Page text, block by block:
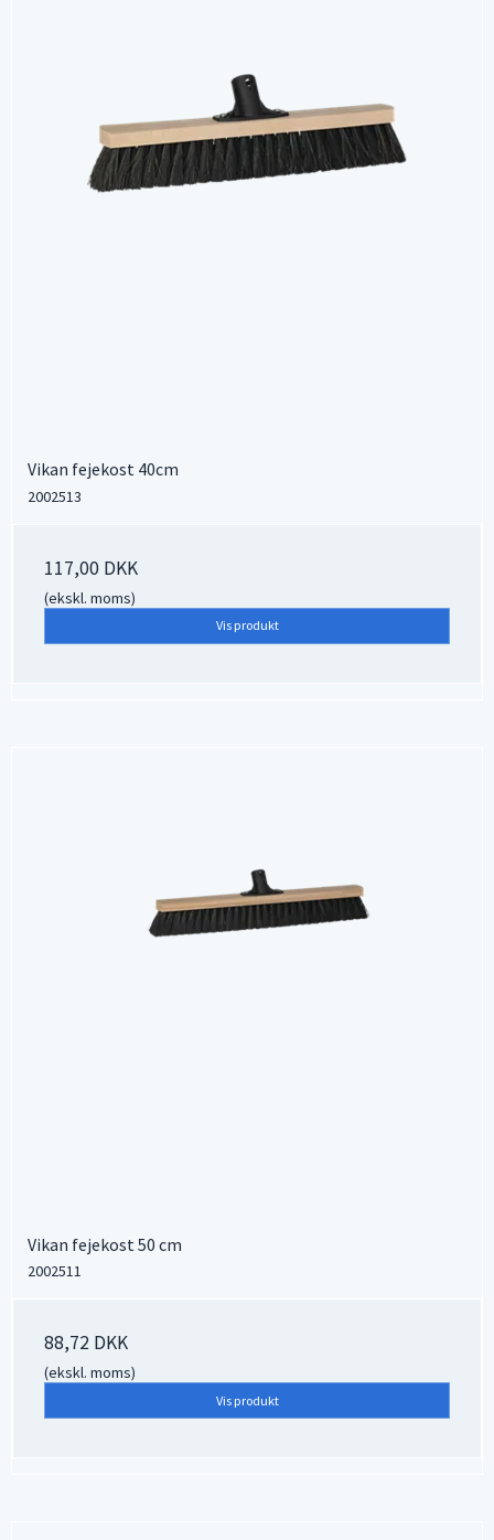
Vikan fejekost 40cm
2002513
117,00 DKK
(ekskl. moms)
Vis produkt
Vikan fejekost 50 cm
2002511
88,72 DKK
(ekskl. moms)
Vis produkt